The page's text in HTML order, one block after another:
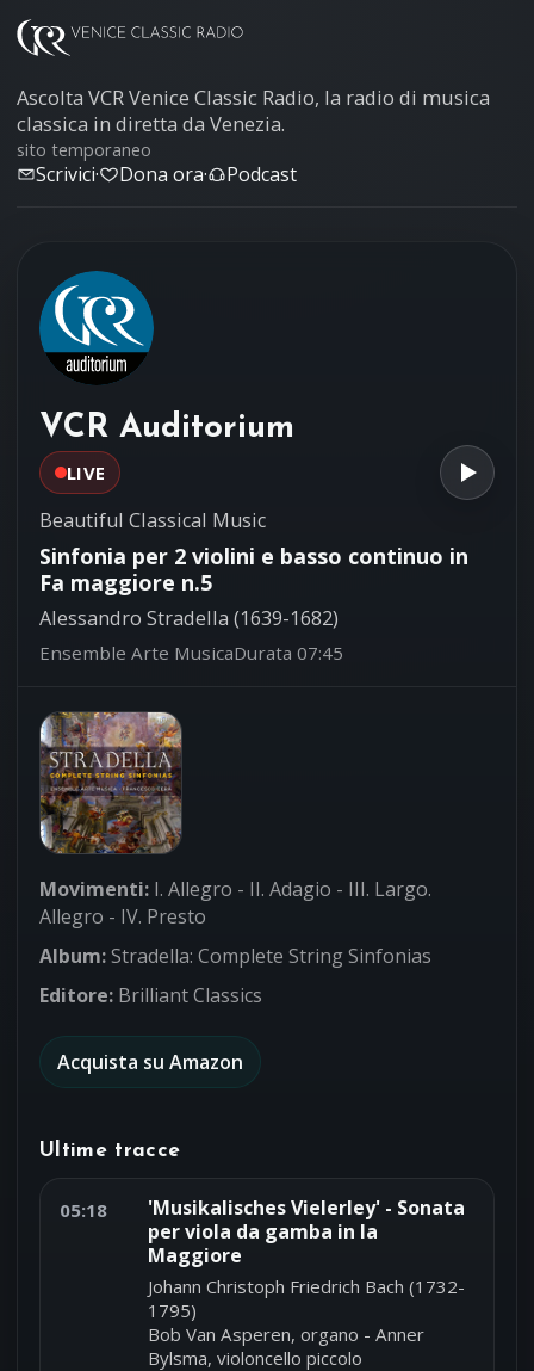
Ascolta VCR Venice Classic Radio, la radio di musica
classica in diretta da Venezia.
sito temporaneo
Scrivici· Dona ora· Podcast
VCR Auditorium
LIVE
Beautiful Classical Music
Sinfonia per 2 violini e basso continuo in
Fa maggiore n.5
Alessandro Stradella (1639-1682)
Ensemble Arte MusicaDurata 07:45
Movimenti: I. Allegro - II. Adagio - III. Largo.
Allegro - IV. Presto
Album:Stradella: Complete String Sinfonias
Editore: Brilliant Classics
Acquista su Amazon
Ultime tracce
05:18
'Musikalisches Vielerley' - Sonata
per viola da gamba in la
Maggiore
Johann Christoph Friedrich Bach (1732-
1795)
Bob Van Asperen, organo - Anner
Bylsma, violoncello piccolo